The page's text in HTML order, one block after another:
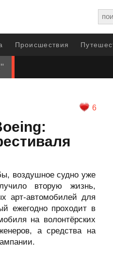
Происшествия
6
воздушное судно уже
вторую жизнь,
арт-автомобилей для
ежегодно проходит в
на волонтёрских
а средства на